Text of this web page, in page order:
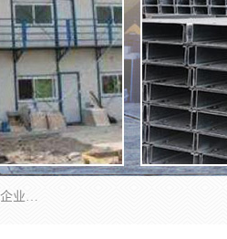
郑州鑫纵建材有限公司供应阳光板，彩钢板，彩钢钢构工程是一家集生产销售租赁安装于一体的企业，主要生产PC采光板，耐力板，仿古琉璃采光板，岩棉板、彩钢压型板、镀锌压型板、桁架楼承板，C、Z型钢檩条、围挡板、轻钢结构，阳光温室大棚等新型建材产品。公司旗下有多台移动式高空压瓦机租赁，承接全国各地业务，专业对外租赁各种型号压瓦机。